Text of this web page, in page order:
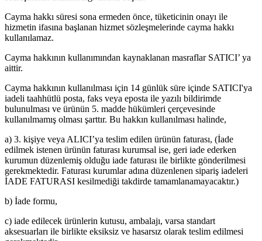
Cayma hakkı süresi sona ermeden önce, tüketicinin onayı ile
hizmetin ifasına başlanan hizmet sözleşmelerinde cayma hakkı
kullanılamaz.
Cayma hakkının kullanımından kaynaklanan masraflar SATICI’ ya
aittir.
Cayma hakkının kullanılması için 14 günlük süre içinde SATICI'ya
iadeli taahhütlü posta, faks veya eposta ile yazılı bildirimde
bulunulması ve ürünün 5. madde hükümleri çerçevesinde
kullanılmamış olması şarttır. Bu hakkın kullanılması halinde,
a) 3. kişiye veya ALICI’ya teslim edilen ürünün faturası, (İade
edilmek istenen ürünün faturası kurumsal ise, geri iade ederken
kurumun düzenlemiş olduğu iade faturası ile birlikte gönderilmesi
gerekmektedir. Faturası kurumlar adına düzenlenen sipariş iadeleri
İADE FATURASI kesilmediği takdirde tamamlanamayacaktır.)
b) İade formu,
c) iade edilecek ürünlerin kutusu, ambalajı, varsa standart
aksesuarları ile birlikte eksiksiz ve hasarsız olarak teslim edilmesi